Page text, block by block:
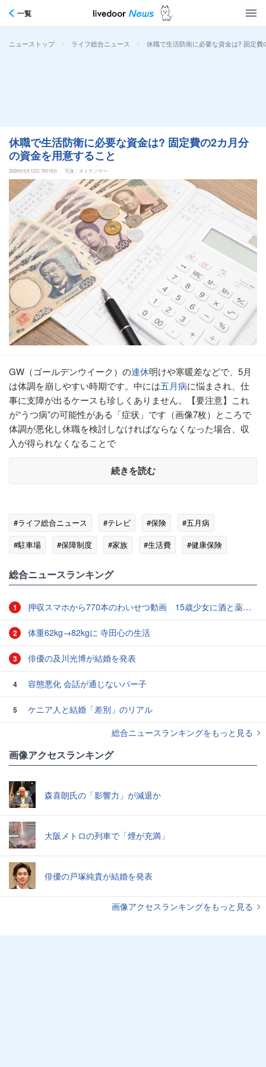
一覧
ニューストップ > ライフ総合ニュース > 休職で生活防衛に必要な資金は? 固定
休職で生活防衛に必要な資金は? 固定費の2カ月分
の資金を用意すること
2026年5月12日 7時15分 写真：オトナンサー
GW（ゴールデンウイーク）の連休明けや寒暖差などで、5月
は体調を崩しやすい時期です。中には五月病に悩まされ、仕
事に支障が出るケースも珍しくありません。【要注意】これ
が“うつ病”の可能性がある「症状」です（画像7枚）ところで
体調が悪化し休職を検討しなければならなくなった場合、収
入が得られなくなることで
続きを読む
#ライフ総合ニュース #テレビ #保険
#五月病
#駐車場
#保障制度 #家族 #生活費
#健康保険
総合ニュースランキング
1 押収スマホから770本のわいせつ動画 15歳少女に酒と薬飲ませ性的暴行か 54歳男を再逮捕 「薬もありますよ」とSNSで誘い出し
2 体重62kg→82kgに 寺田心の生活
3 俳優の及川光博が結婚を発表
4 容態悪化 会話が通じないパー子
5
ケニア人と結婚「差別」のリアル
総合ニュースランキングをもっと見る
画像アクセスランキング
森喜朗氏の「影響力」が減退か
大阪メトロの列車で「煙が充満」
俳優の戸塚純貴が結婚を発表
画像アクセスランキングをもっと見る